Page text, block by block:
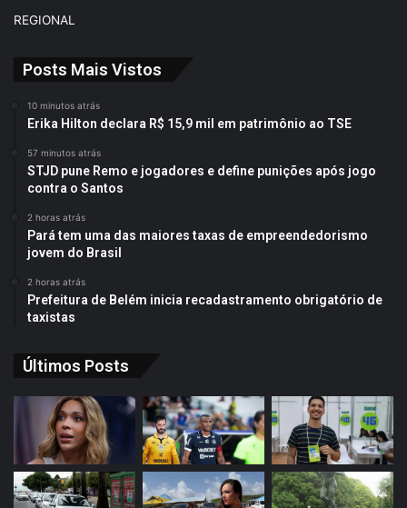
REGIONAL
Posts Mais Vistos
10 minutos atrás
Erika Hilton declara R$ 15,9 mil em patrimônio ao TSE
57 minutos atrás
STJD pune Remo e jogadores e define punições após jogo
contra o Santos
2 horas atrás
Pará tem uma das maiores taxas de empreendedorismo
jovem do Brasil
2 horas atrás
Prefeitura de Belém inicia recadastramento obrigatório de
taxistas
Últimos Posts